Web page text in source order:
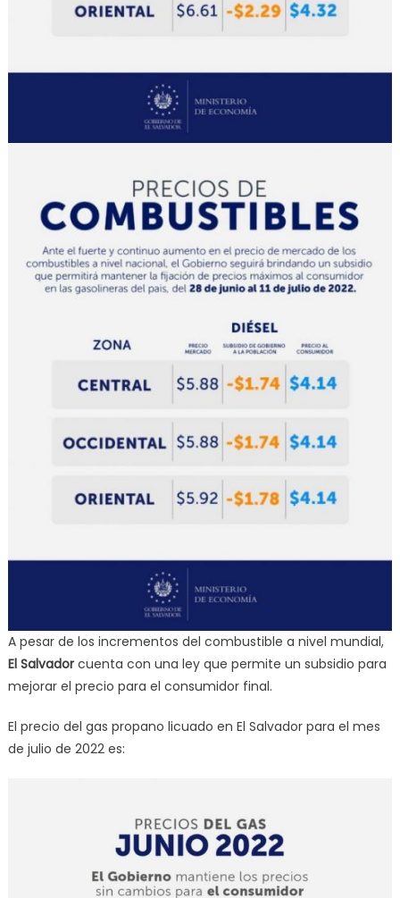
A pesar de los incrementos del combustible a nivel mundial,
El Salvadorcuenta con una ley que permite un subsidio para
mejorar el precio para el consumidor final.
El precio del gas propano licuado en El Salvador para el mes
de julio de 2022 es: